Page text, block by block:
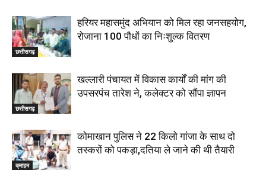
छत्तीसगढ़
हरियर महासमुंद अभियान को मिल रहा जनसहयोग,
रोजाना 100 पौधों का निःशुल्क वितरण
छत्तीसगढ़
खल्लारी पंचायत में विकास कार्यों की मांग की
उपसरपंच तारेश ने, कलेक्टर को सौंपा ज्ञापन
क्राइम
कोमाखान पुलिस ने 22 किलो गांजा के साथ दो
तस्करों को पकड़ा,दतिया ले जाने की थी तैयारी